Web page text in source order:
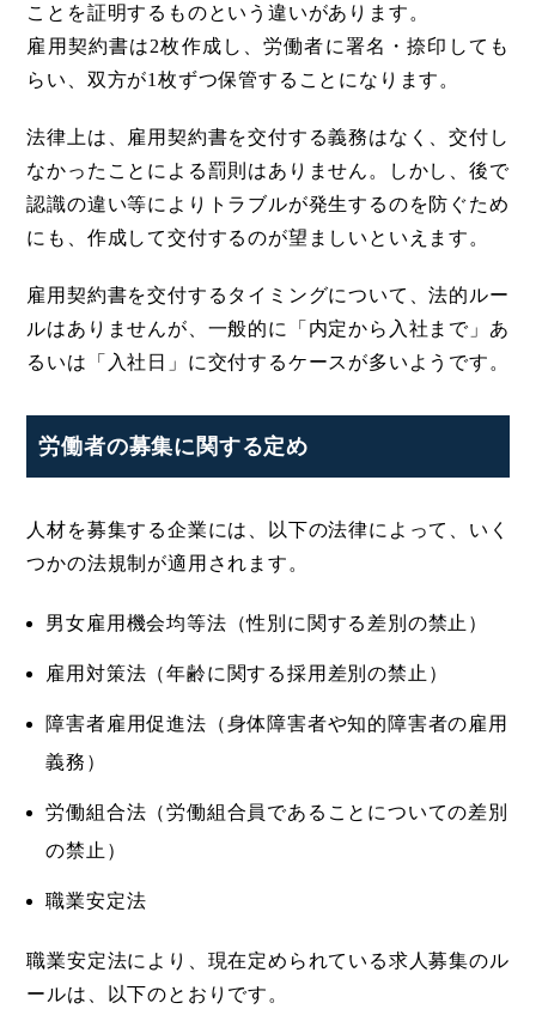
ことを証明するものという違いがあります。
雇用契約書は2枚作成し、労働者に署名・捺印しても
らい、双方が1枚ずつ保管することになります。
法律上は、雇用契約書を交付する義務はなく、交付し
なかったことによる罰則はありません。しかし、後で
認識の違い等によりトラブルが発生するのを防ぐため
にも、作成して交付するのが望ましいといえます。
雇用契約書を交付するタイミングについて、法的ルー
ルはありませんが、一般的に「内定から入社まで」あ
るいは「入社日」に交付するケースが多いようです。
労働者の募集に関する定め
人材を募集する企業には、以下の法律によって、いく
つかの法規制が適用されます。
男女雇用機会均等法（性別に関する差別の禁止）
雇用対策法（年齢に関する採用差別の禁止）
障害者雇用促進法（身体障害者や知的障害者の雇用
義務）
労働組合法（労働組合員であることについての差別
の禁止）
職業安定法
職業安定法により、現在定められている求人募集のル
ールは、以下のとおりです。